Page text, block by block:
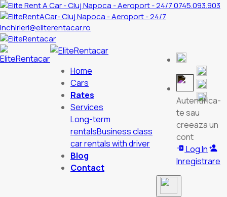
0745.093.903
inchirieri@eliterentacar.ro
Home
Cars
Rates
Services
Long-term
rentalsBusiness class
car rentals with driver
Blog
Contact
Autentifica-
te sau
creeaza un
cont
Log In
Inregistrare